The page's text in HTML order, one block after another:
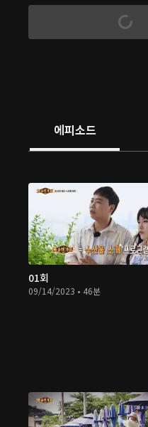
에피소드
01회
09/14/2023 • 46분